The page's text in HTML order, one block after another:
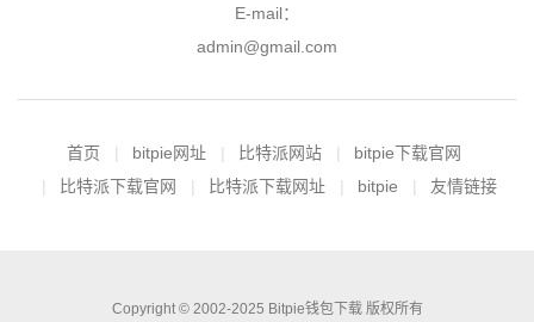
E-mail：
admin@gmail.com
首页 bitpie网址 比特派网站
bitpie下载官网
比特派下载官网
比特派下载网址 bitpie 友情链接
Copyright © 2002-2025 Bitpie钱包下载 版权所有